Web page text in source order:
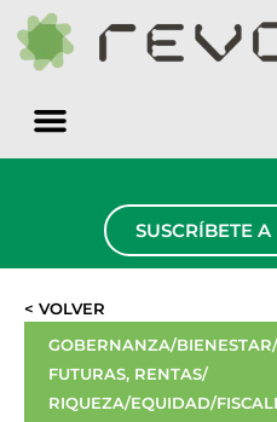
SUSCRÍBETE
< VOLVER
GOBERNANZA/
FUTURAS, RENTAS/
RIQUEZA/EQUIDAD/